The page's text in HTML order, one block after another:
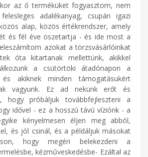
az ő terméküket fogyasztom, nem
adalékanyag, csupán igazi
alap, közös értékrendszer, amely
és fél éve öszetartja - és ide most a
azokat a törzsvásárlóinkat
óta kitartanak mellettünk, akikkel
a csütörtöki átadónapon a
akiknek minden támogatásukért
vagyunk. Ez ad nekünk erőt és
hogy próbáljuk továbbfejleszteni a
idővel - ez a hosszú távú víziónk - a
kényelmesen éljen meg abból,
és jól csinál, és a példáljuk másokat
hogy megéri belekezdeni a
kézműveskedésbe- Ezáltal az